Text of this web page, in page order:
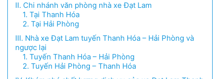
II. Chi nhánh văn phòng nhà xe Đạt Lam
1. Tại Thanh Hóa
2. Tại Hải Phòng
III. Nhà xe Đạt Lam tuyến Thanh Hóa – Hải Phòng và
ngược lại
1. Tuyến Thanh Hóa – Hải Phòng
2. Tuyến Hải Phòng – Thanh Hóa